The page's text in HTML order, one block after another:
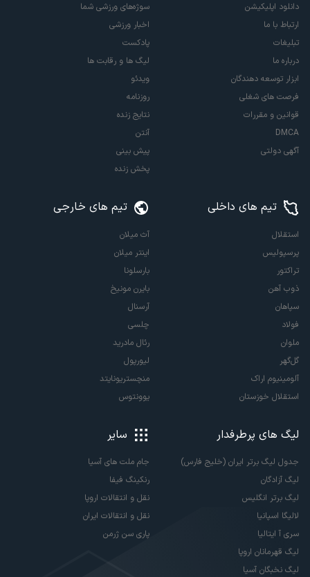
دانلود اپلیکیشن
ارتباط با ما
تبلیغات
درباره ما
ابزار توسعه دهندگان
فرصت های شغلی
قوانین و مقررات
DMCA
آگهی دولتی
سوژه‌های ورزشی شما
اخبار ورزشی
پادکست
لیگ ها و رقابت ها
ویدئو
روزنامه
نتایج زنده
آنتن
پیش بینی
پخش زنده
تیم های داخلی
استقلال
پرسپولیس
تراکتور
ذوب آهن
سپاهان
فولاد
ملوان
گل‌گهر
آلومینیوم اراک
استقلال خوزستان
تیم های خارجی
آث میلان
اینتر میلان
بارسلونا
بایرن مونیخ
آرسنال
چلسی
رئال مادرید
لیورپول
منچستریونایتد
یوونتوس
لیگ های پرطرفدار
جدول لیگ برتر ایران (خلیج فارس)
لیگ آزادگان
لیگ برتر انگلیس
لالیگا اسپانیا
سری آ ایتالیا
لیگ قهرمانان اروپا
لیگ نخبگان آسیا
سایر
جام ملت های آسیا
رنکینگ فیفا
نقل و انتقالات اروپا
نقل و انتقالات ایران
پاری سن ژرمن